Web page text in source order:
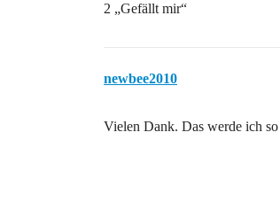
2 „Gefällt mir“
newbee2010
Vielen Dank. Das werde ich